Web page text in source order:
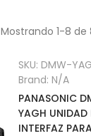
Mostrando 1-8
SKU: DMW-
Brand: N/A
PANASONIC
YAGH UNIDAD
INTERFAZ